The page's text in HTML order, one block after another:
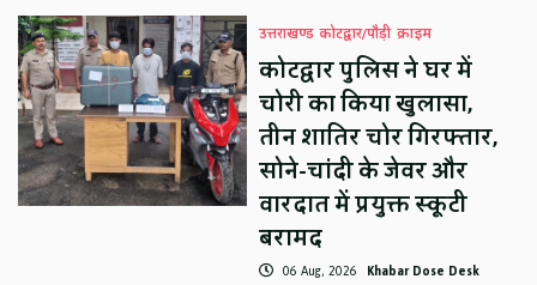
उत्तराखण्ड कोटद्वार/पौड़ी क्राइम
कोटद्वार पुलिस ने घर में
चोरी का किया खुलासा,
तीन शातिर चोर गिरफ्तार,
सोने-चांदी के जेवर और
वारदात में प्रयुक्त स्कूटी
बरामद
06 Aug, 2026 Khabar Dose Desk